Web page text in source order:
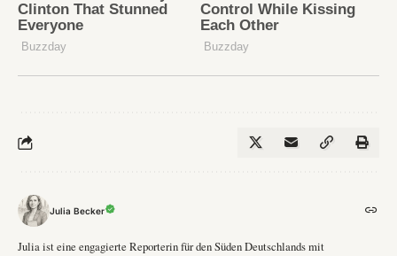
Julia Becker
Julia ist eine engagierte Reporterin für den Süden Deutschlands mit